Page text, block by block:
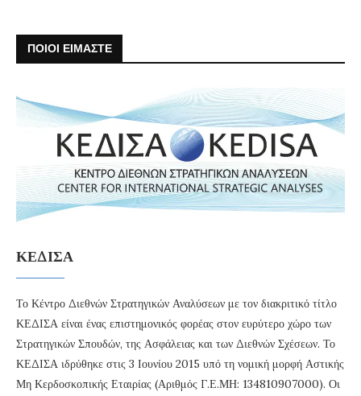
ΠΟΙΟΙ ΕΙΜΑΣΤΕ
ΚΕΔΙΣΑ
Το Κέντρο Διεθνών Στρατηγικών Αναλύσεων με τον διακριτικό τίτλο
ΚΕΔΙΣΑ είναι ένας επιστημονικός φορέας στον ευρύτερο χώρο των
Στρατηγικών Σπουδών, της Ασφάλειας και των Διεθνών Σχέσεων. Το
ΚΕΔΙΣΑ ιδρύθηκε στις 3 Ιουνίου 2015 υπό τη νομική μορφή Αστικής
Μη Κερδοσκοπικής Εταιρίας (Αριθμός Γ.Ε.ΜΗ: 134810907000). Οι